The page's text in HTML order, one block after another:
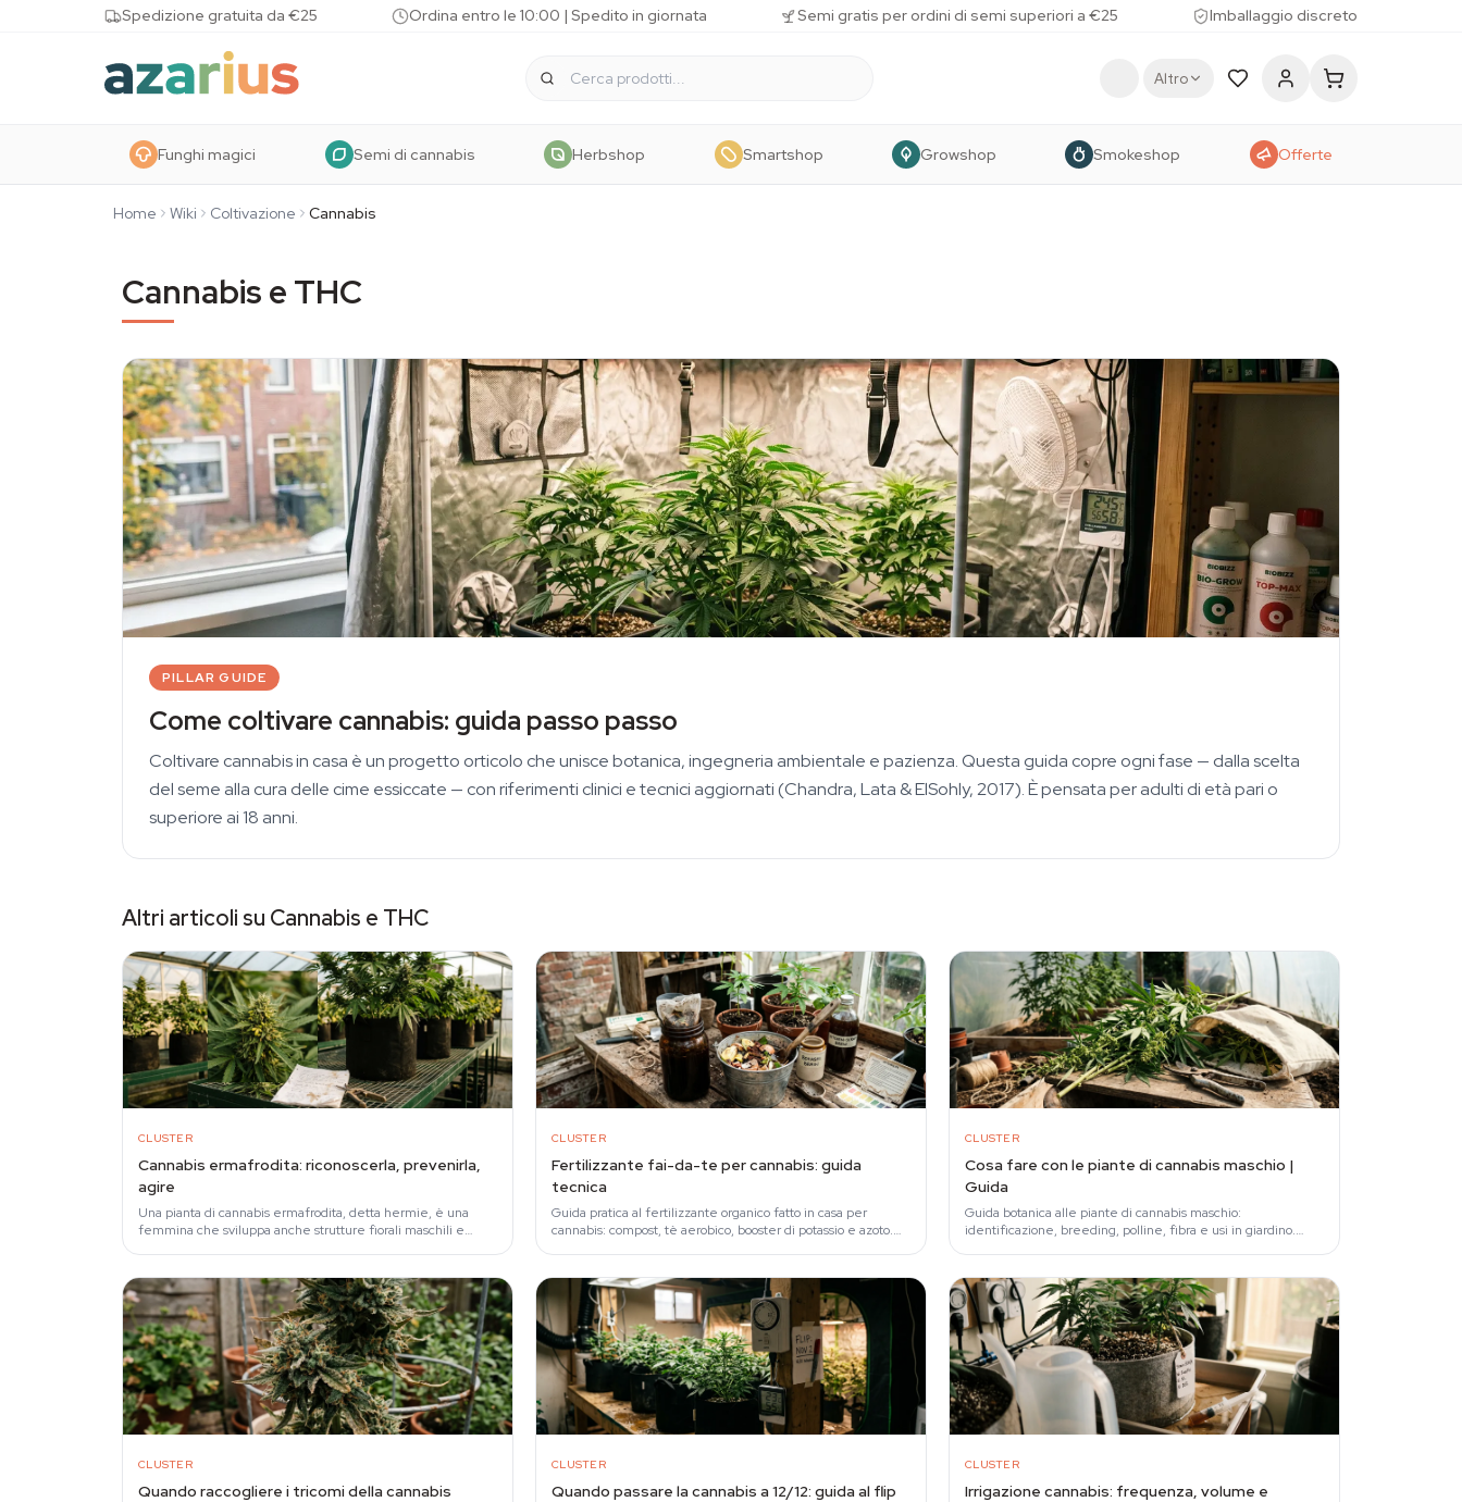
Skip to contentSpedizione gratuita da €25 Ordina entro le 10:00 | Spedito in giornata Semi gratis per ordini di semi superiori a €25 Imballaggio discreto
Altro
Funghi magici Semi di cannabis Herbshop Smartshop Growshop Smokeshop Offerte
Home Wiki Coltivazione Cannabis
Cannabis e THC
PILLAR GUIDE
Come coltivare cannabis: guida passo passo
Coltivare cannabis in casa è un progetto orticolo che unisce botanica, ingegneria ambientale e pazienza. Questa guida copre ogni fase — dalla scelta
del seme alla cura delle cime essiccate — con riferimenti clinici e tecnici aggiornati (Chandra, Lata & ElSohly, 2017). È pensata per adulti di età pari o
superiore ai 18 anni.
Altri articoli su Cannabis e THC
CLUSTER
Cannabis ermafrodita: riconoscerla, prevenirla,
agire
Una pianta di cannabis ermafrodita, detta hermie, è una
femmina che sviluppa anche strutture fiorali maschili e
CLUSTER
Fertilizzante fai-da-te per cannabis: guida
tecnica
Guida pratica al fertilizzante organico fatto in casa per
cannabis: compost, tè aerobico, booster di potassio e azoto.
CLUSTER
Cosa fare con le piante di cannabis maschio |
Guida
Guida botanica alle piante di cannabis maschio:
identificazione, breeding, polline, fibra e usi in giardino.
CLUSTER
Quando raccogliere i tricomi della cannabis
CLUSTER
Quando passare la cannabis a 12/12: guida al flip
CLUSTER
Irrigazione cannabis: frequenza, volume e